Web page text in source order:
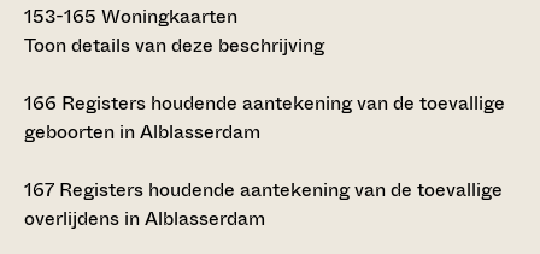
153-165 Woningkaarten
Toon details van deze beschrijving
166 Registers houdende aantekening van de toevallige
geboorten in Alblasserdam
167 Registers houdende aantekening van de toevallige
overlijdens in Alblasserdam